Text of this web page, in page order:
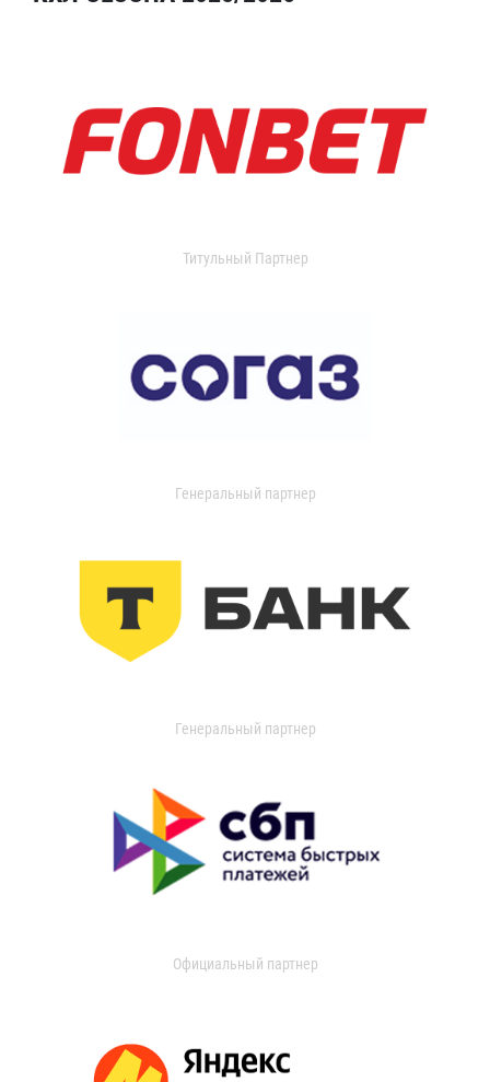
Титульный Партнер
Генеральный партнер
Генеральный партнер
Официальный партнер